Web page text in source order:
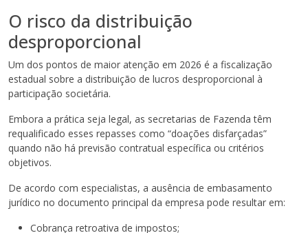
O risco da distribuição
desproporcional
Um dos pontos de maior atenção em 2026 é a fiscalização
estadual sobre a distribuição de lucros desproporcional à
participação societária.
Embora a prática seja legal, as secretarias de Fazenda têm
requalificado esses repasses como “doações disfarçadas”
quando não há previsão contratual específica ou critérios
objetivos.
De acordo com especialistas, a ausência de embasamento
jurídico no documento principal da empresa pode resultar em:
Cobrança retroativa de impostos;